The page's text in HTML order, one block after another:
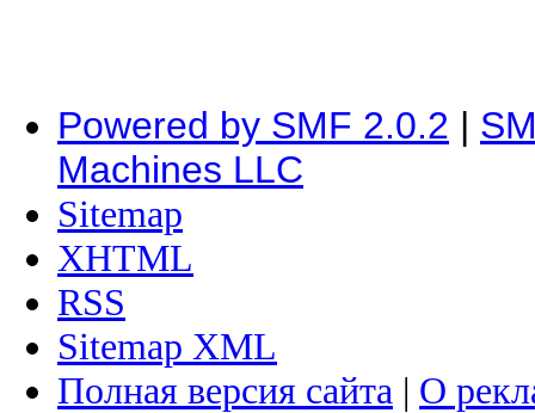
Powered by SMF 2.0.2 |
Machines LLC
Sitemap
XHTML
RSS
Sitemap XML
Полная версия сайта | О